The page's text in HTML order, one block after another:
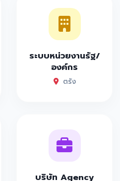
ระบบหน่วยงานรัฐ/
องค์กร
ตรัง
บริษัท Agency